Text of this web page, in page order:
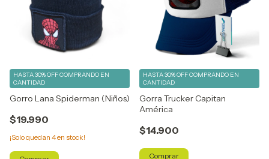
Gorro Lana Spiderman (Niños)
$19.990
HASTA 30% OFFCOMPRANDO EN
CANTIDAD
¡Solo quedan 4en stock!
Gorra Trucker Capitan
América
$14.900
HASTA 30% OFFCOMPRANDO EN
CANTIDAD
Comprar